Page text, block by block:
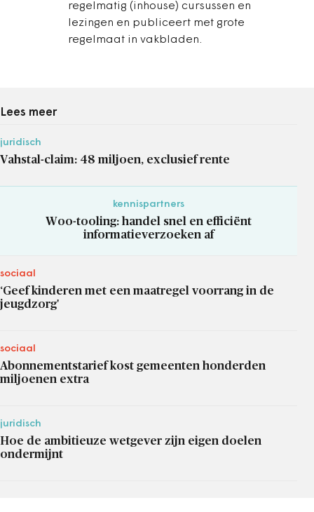
regelmatig (inhouse) cursussen en
lezingen en publiceert met grote
regelmaat in vakbladen.
Lees meer
juridisch
Vahstal-claim: 48 miljoen, exclusief rente
kennispartners
Woo-tooling: handel snel en efficiënt
informatieverzoeken af
sociaal
‘Geef kinderen met een maatregel voorrang in de
jeugdzorg'
sociaal
Abonnementstarief kost gemeenten honderden
miljoenen extra
juridisch
Hoe de ambitieuze wetgever zijn eigen doelen
ondermijnt